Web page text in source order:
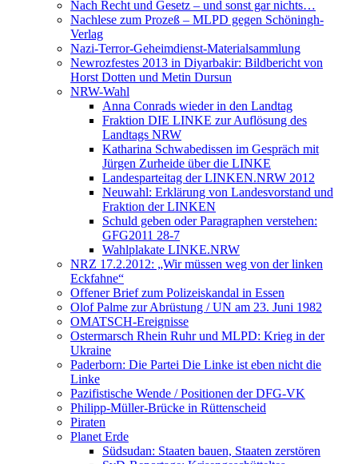
Nach Recht und Gesetz – und sonst gar nichts…
Nachlese zum Prozeß – MLPD gegen Schöningh-
Verlag
Nazi-Terror-Geheimdienst-Materialsammlung
Newrozfestes 2013 in Diyarbakir: Bildbericht von
Horst Dotten und Metin Dursun
NRW-Wahl
Anna Conrads wieder in den Landtag
Fraktion DIE LINKE zur Auflösung des
Landtags NRW
Katharina Schwabedissen im Gespräch mit
Jürgen Zurheide über die LINKE
Landesparteitag der LINKEN.NRW 2012
Neuwahl: Erklärung von Landesvorstand und
Fraktion der LINKEN
Schuld geben oder Paragraphen verstehen:
GFG2011 28-7
Wahlplakate LINKE.NRW
NRZ 17.2.2012: „Wir müssen weg von der linken
Eckfahne“
Offener Brief zum Polizeiskandal in Essen
Olof Palme zur Abrüstung / UN am 23. Juni 1982
OMATSCH-Ereignisse
Ostermarsch Rhein Ruhr und MLPD: Krieg in der
Ukraine
Paderborn: Die Partei Die Linke ist eben nicht die
Linke
Pazifistische Wende / Positionen der DFG-VK
Philipp-Müller-Brücke in Rüttenscheid
Piraten
Planet Erde
Südsudan: Staaten bauen, Staaten zerstören